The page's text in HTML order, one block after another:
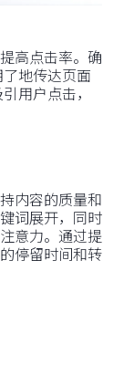
高点击率。确
地传达页面
用户点击，
内容的质量和
词展开，同时
意力。通过提
停留时间和转